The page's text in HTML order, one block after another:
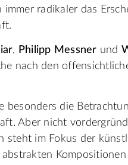
immer radikaler das
, Philipp Messner und
nach den
besonders die
Aber nicht
steht im Fokus der